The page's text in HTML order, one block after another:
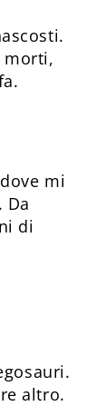
morti,
mi
Da
di
altro.